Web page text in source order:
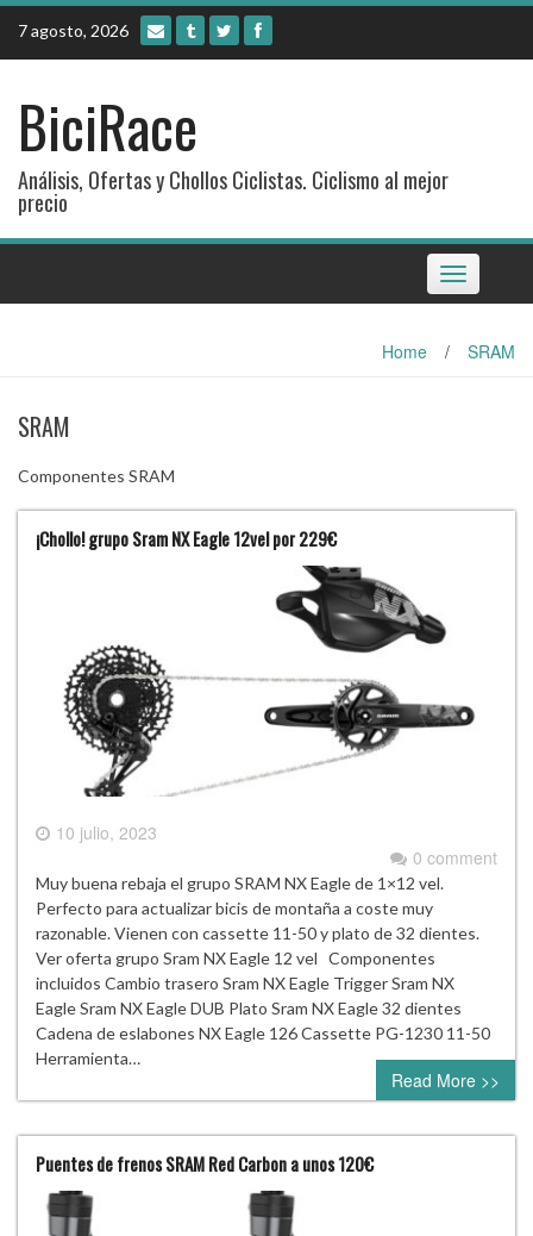
Skip
content
7 agosto, 2026
BiciRace
Análisis, Ofertas y Chollos Ciclistas. Ciclismo al mejor
precio
Toggle
navigation
Home / SRAM
SRAM
Componentes SRAM
¡Chollo! grupo Sram NX Eagle 12vel por 229€
10 julio, 2023
0 comment
Muy buena rebaja el grupo SRAM NX Eagle de 1×12 vel.
Perfecto para actualizar bicis de montaña a coste muy
razonable. Vienen con cassette 11-50 y plato de 32 dientes.
Ver oferta grupo Sram NX Eagle 12 vel Componentes
incluidos Cambio trasero Sram NX Eagle Trigger Sram NX
Eagle Sram NX Eagle DUB Plato Sram NX Eagle 32 dientes
Cadena de eslabones NX Eagle 126 Cassette PG-1230 11-50
Herramienta…
Read More >>
Puentes de frenos SRAM Red Carbon a unos 120€